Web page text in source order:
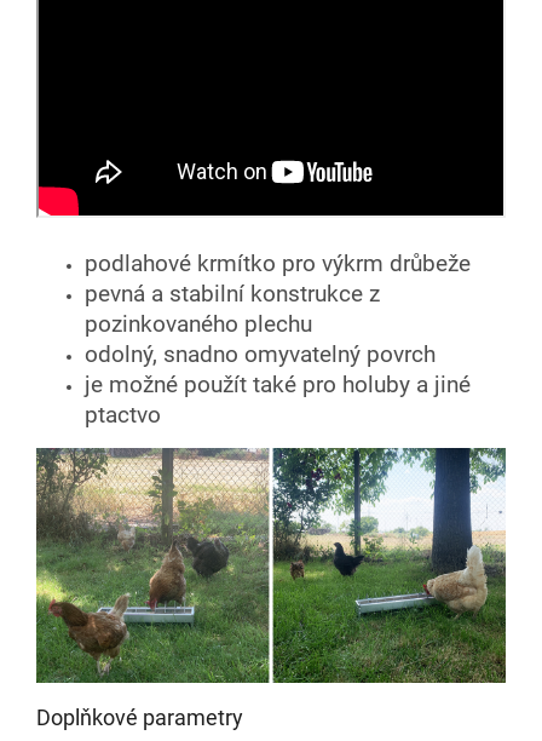
podlahové krmítko pro výkrm drůbeže
pevná a stabilní konstrukce z
pozinkovaného plechu
odolný, snadno omyvatelný povrch
je možné použít také pro holuby a jiné
ptactvo
Doplňkové parametry